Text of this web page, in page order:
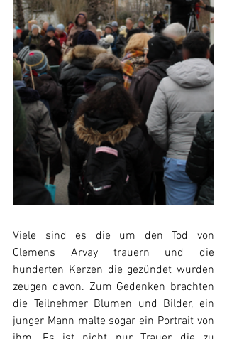
Viele sind es die um den Tod von
Clemens Arvay trauern und die
hunderten Kerzen die gezündet wurden
zeugen davon. Zum Gedenken brachten
die Teilnehmer Blumen und Bilder, ein
junger Mann malte sogar ein Portrait von